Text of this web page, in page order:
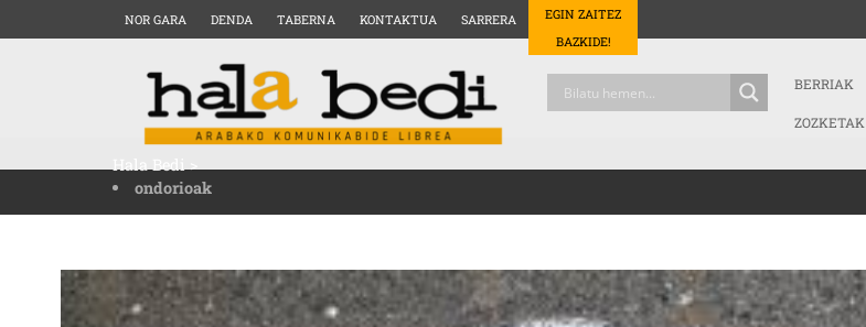
NOR GARA DENDA TABERNA KONTAKTUA SARRERA
EGIN ZAITEZ
BAZKIDE!
BERRIAK
ZOZKETAK
Hala Bedi>
ondorioak